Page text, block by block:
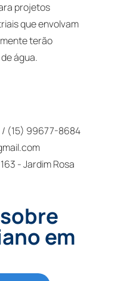
projetos
que envolvam
terão
água.
(15) 99677-8684
- Jardim Rosa
em